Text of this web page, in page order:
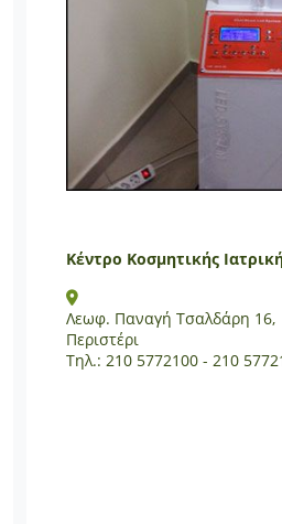
Κέντρο Κοσμητικής
Λεωφ. Παναγή Τσαλδάρη 16,
Περιστέρι
Τηλ.: 210 5772100 - 210